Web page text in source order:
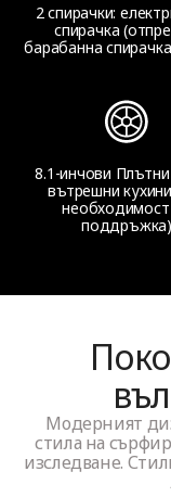
2 спирачки:
спирачка
барабанна
8.1-инчови
вътрешни
поддръжка)
Модерният
стила на
изследване.